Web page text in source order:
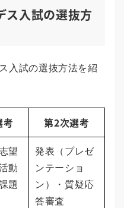
ス入試の選抜方
入試の選抜方法を紹
考 第2次選考
望
動
題
発表（プレゼ
ンテーショ
ン）・質疑応
答審査